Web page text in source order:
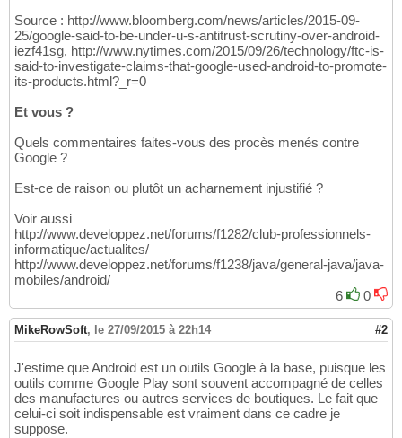
Source : http://www.bloomberg.com/news/articles/2015-09-
25/google-said-to-be-under-u-s-antitrust-scrutiny-over-android-
iezf41sg, http://www.nytimes.com/2015/09/26/technology/ftc-is-
said-to-investigate-claims-that-google-used-android-to-promote-
its-products.html?_r=0
Et vous ?
Quels commentaires faites-vous des procès menés contre
Google ?
Est-ce de raison ou plutôt un acharnement injustifié ?
Voir aussi
http://www.developpez.net/forums/f1282/club-professionnels-
informatique/actualites/
http://www.developpez.net/forums/f1238/java/general-java/java-
mobiles/android/
6
0
MikeRowSoft, le 27/09/2015 à 22h14 #2
J'estime que Android est un outils Google à la base, puisque les
outils comme Google Play sont souvent accompagné de celles
des manufactures ou autres services de boutiques. Le fait que
celui-ci soit indispensable est vraiment dans ce cadre je
suppose.